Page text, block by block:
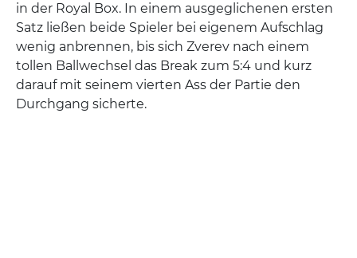
in der Royal Box. In einem ausgeglichenen ersten
Satz ließen beide Spieler bei eigenem Aufschlag
wenig anbrennen, bis sich Zverev nach einem
tollen Ballwechsel das Break zum 5:4 und kurz
darauf mit seinem vierten Ass der Partie den
Durchgang sicherte.